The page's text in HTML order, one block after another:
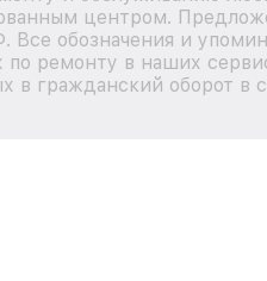
центром.
Все обозначения и
по ремонту в наших
в гражданский оборот в